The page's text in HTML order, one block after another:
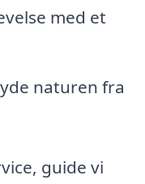
med et
naturen fra
guide vi